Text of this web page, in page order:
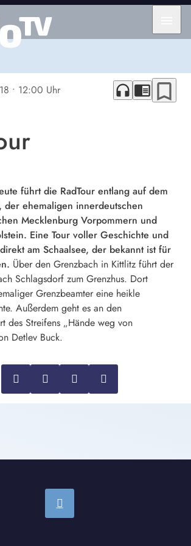
• 12:00 Uhr headphones chrome_reader_mode bookmark_border
führt die RadTour entlang auf dem
der ehemaligen innerdeutschen
Mecklenburg Vorpommern und
Eine Tour voller Geschichte und
am Schaalsee, der bekannt ist für
Über den Grenzbach in Kittlitz führt der
Schlagsdorf zum Grenzhus. Dort
Grenzbeamter eine heikle
Außerdem geht es an den
des Streifens „Hände weg von
Detlev Buck.